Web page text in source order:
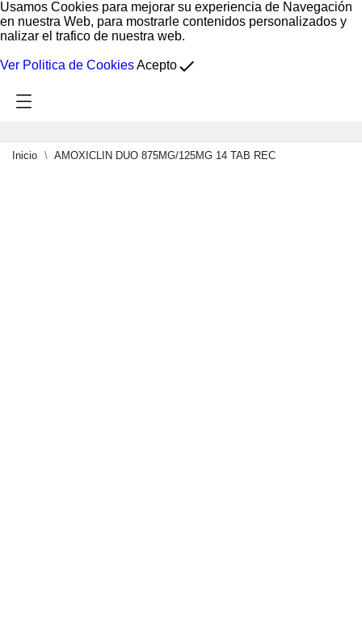
Usamos Cookies para mejorar su experiencia de Navegación
en nuestra Web, para mostrarle contenidos personalizados y
nalizar el trafico de nuestra web.
Ver Politica de CookiesAceptodone
Inicio AMOXICLIN DUO 875MG/125MG 14 TAB REC